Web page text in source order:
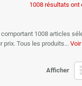
1008 résultats ont
1008 articles
prix. Tous les produits
tarif Afficher